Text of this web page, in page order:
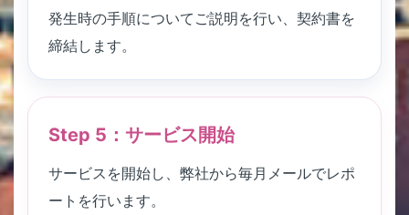
発生時の手順についてご説明を行い、契約書を
締結します。
Step 5：サービス開始
サービスを開始し、弊社から毎月メールでレポ
ートを行います。